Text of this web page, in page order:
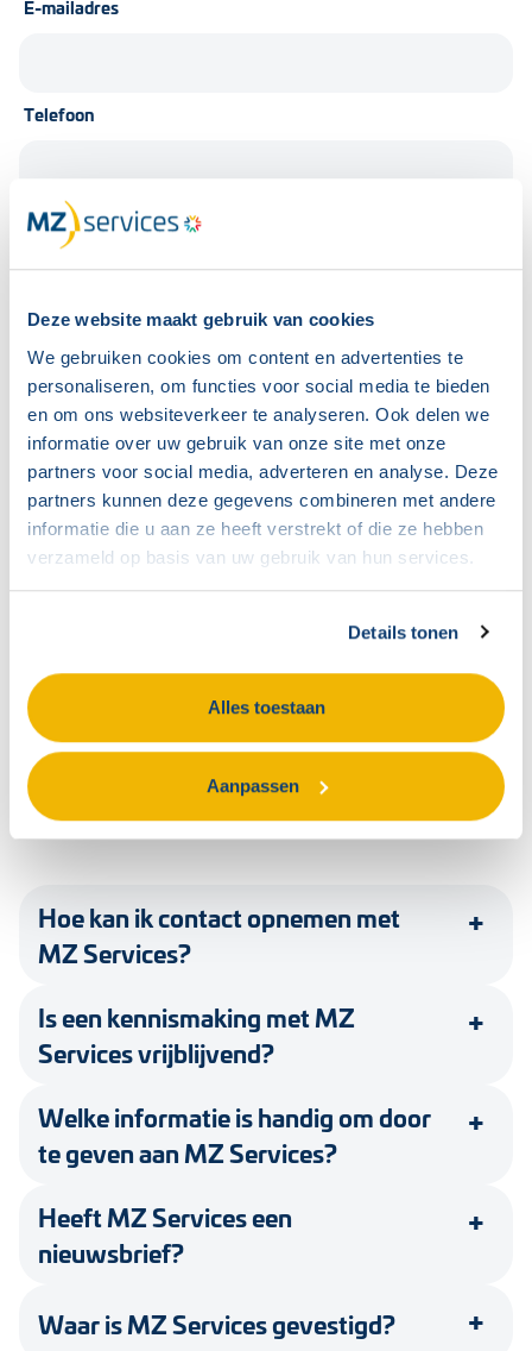
Deze website maakt gebruik van cookies
We gebruiken cookies om content en advertenties te
personaliseren, om functies voor social media te bieden
en om ons websiteverkeer te analyseren. Ook delen we
informatie over uw gebruik van onze site met onze
partners voor social media, adverteren en analyse. Deze
partners kunnen deze gegevens combineren met andere
informatie die u aan ze heeft verstrekt of die ze hebben
verzameld op basis van uw gebruik van hun services.
Details tonen
Alles toestaan
Aanpassen
E-mailadres
Telefoon
Wat is je vraag?
Versturen
Praktische vragen over
contact en
bereikbaarheid
Hoe kan ik contact opnemen met
MZ Services?
Is een kennismaking met MZ
Services vrijblijvend?
Welke informatie is handig om door
te geven aan MZ Services?
Heeft MZ Services een
nieuwsbrief?
Waar is MZ Services gevestigd?